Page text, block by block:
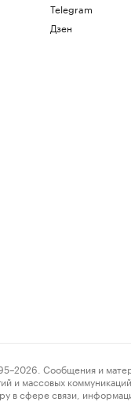
Telegram
Дзен
Сообщения и
и массовых
в сфере связи,